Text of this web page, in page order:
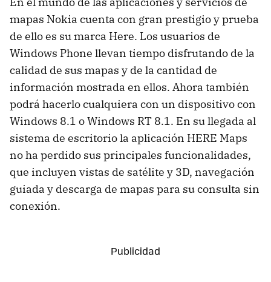
mapas Nokia cuenta con gran prestigio y prueba
de ello es su marca Here. Los usuarios de
Windows Phone llevan tiempo disfrutando de la
calidad de sus mapas y de la cantidad de
información mostrada en ellos. Ahora también
podrá hacerlo cualquiera con un dispositivo con
Windows 8.1 o Windows RT 8.1. En su llegada al
sistema de escritorio la aplicación HERE Maps
no ha perdido sus principales funcionalidades,
que incluyen vistas de satélite y 3D, navegación
guiada y descarga de mapas para su consulta sin
conexión.